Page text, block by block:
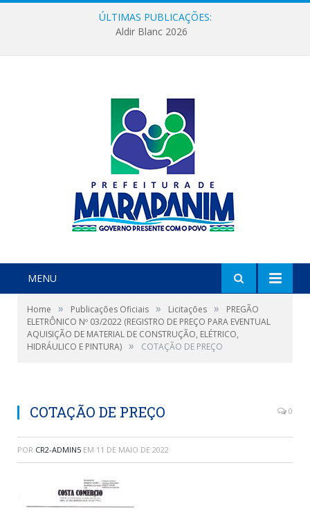
ÚLTIMAS PUBLICAÇÕES:
Aldir Blanc 2026
MENU
Home » Publicações Oficiais » Licitações »
PREGÃO
ELETRÔNICO Nº 03/2022 (REGISTRO DE PREÇO PARA EVENTUAL
AQUISIÇÃO DE MATERIAL DE CONSTRUÇÃO, ELÉTRICO,
HIDRÁULICO E PINTURA) » COTAÇÃO DE PREÇO
COTAÇÃO DE PREÇO 0
POR CR2-ADMIN5 EM 11 DE MAIO DE 2022